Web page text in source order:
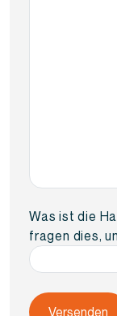
Was ist die
fragen dies,